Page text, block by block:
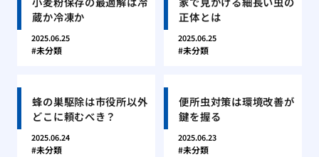
蔵か冷凍か
2025.06.25
未分類
正体とは
2025.06.25
未分類
蜂の巣駆除は市役所以外
どこに頼むべき？
2025.06.24
未分類
便所虫対策は環境改善が
鍵を握る
2025.06.23
未分類